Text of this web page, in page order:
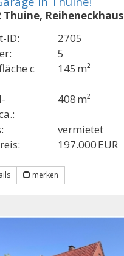
Thuine, Reiheneckhaus
ID:
2705
5
c
145 m²
408 m²
vermietet
197.000 EUR
merken